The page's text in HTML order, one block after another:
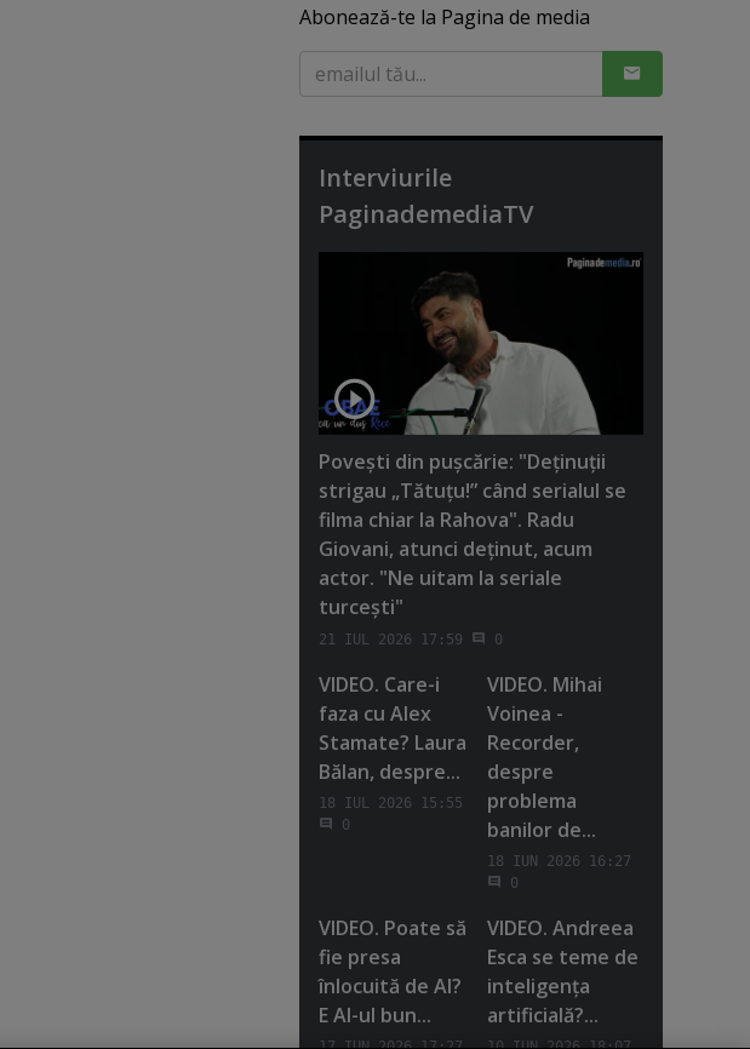
Abonează-te la Pagina de media
Interviurile
PaginademediaTV
Poveşti din puşcărie: "Deţinuţii
strigau „Tătuţu!” când serialul se
filma chiar la Rahova". Radu
Giovani, atunci deţinut, acum
actor. "Ne uitam la seriale
turceşti"
21 IUL 2026 17:59 0
VIDEO. Care-i
faza cu Alex
Stamate? Laura
Bălan, despre...
18 IUL 2026 15:55
0
VIDEO. Mihai
Voinea -
Recorder,
despre
problema
banilor de...
18 IUN 2026 16:27
0
VIDEO. Poate să
fie presa
înlocuită de AI?
E AI-ul bun...
VIDEO. Andreea
Esca se teme de
inteligenţa
artificială?...